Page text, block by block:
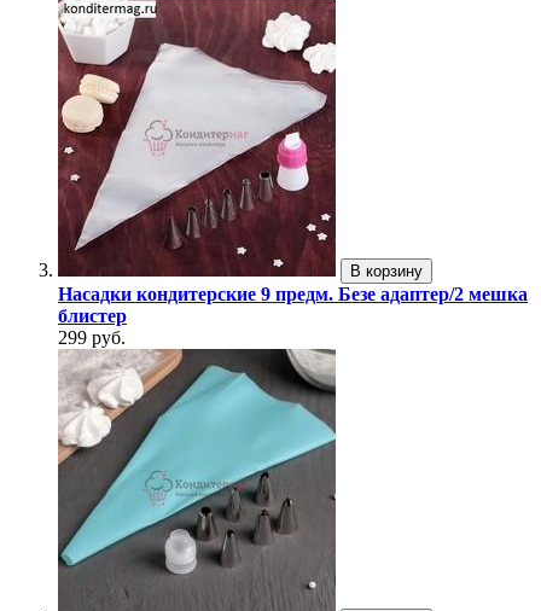
В корзину
Насадки кондитерские 9 предм. Безе адаптер/2 мешка
блистер
299 руб.